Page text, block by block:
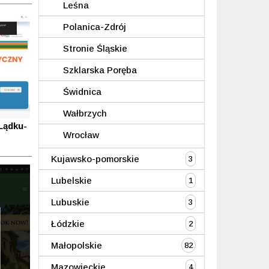
Leśna
Polanica-Zdrój
Stronie Śląskie
Szklarska Poręba
Świdnica
Wałbrzych
Wrocław
Kujawsko-pomorskie 3
Lubelskie 1
Lubuskie 3
Łódzkie 2
Małopolskie 82
Mazowieckie 4